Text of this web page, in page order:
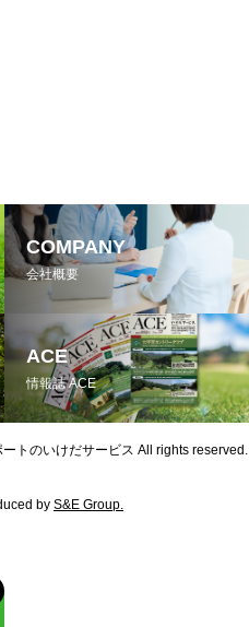
COMPANY
会社概要
ACE
情報誌 ACE
トのいけだサービス All rights reserved.
by S&E Group.